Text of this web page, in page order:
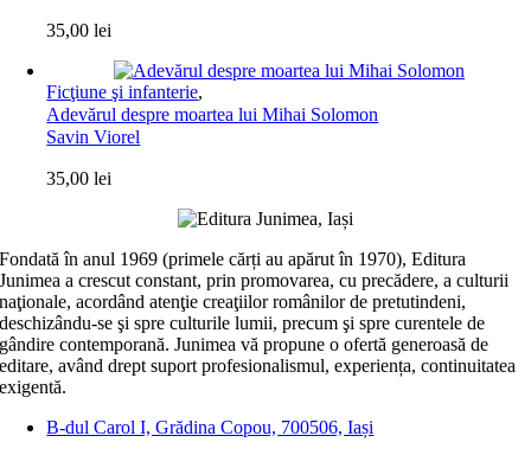
35,00lei
Ficţiune şi infanterie,
Adevărul despre moartea lui Mihai Solomon
Savin Viorel
35,00lei
Fondată în anul 1969 (primele cărți au apărut în 1970), Editura
Junimea a crescut constant, prin promovarea, cu precădere, a culturii
naţionale, acordând atenţie creaţiilor românilor de pretutindeni,
deschizându-se şi spre culturile lumii, precum şi spre curentele de
gândire contemporană. Junimea vă propune o ofertă generoasă de
editare, având drept suport profesionalismul, experiența, continuitatea
exigentă.
B-dul Carol I, Grădina Copou, 700506, Iași